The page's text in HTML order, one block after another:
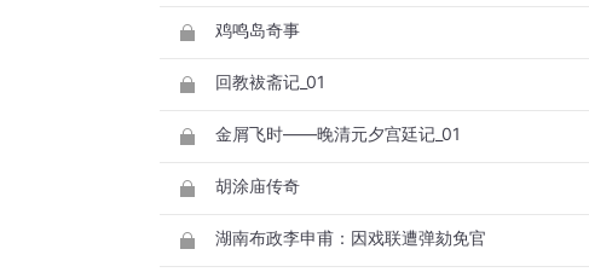
鸡鸣岛奇事
回教袚斋记_01
金屑飞时——晚清元夕宫廷记_01
胡涂庙传奇
湖南布政李申甫：因戏联遭弹劾免官